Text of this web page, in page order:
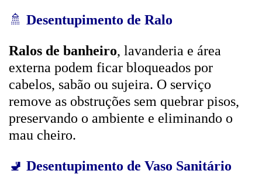
🚿 Desentupimento de Ralo
Ralos de banheiro, lavanderia e área
externa podem ficar bloqueados por
cabelos, sabão ou sujeira. O serviço
remove as obstruções sem quebrar pisos,
preservando o ambiente e eliminando o
mau cheiro.
🚽 Desentupimento de Vaso Sanitário